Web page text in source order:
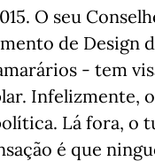
O seu
de Design
- tem
Infelizmente,
Lá fora, o
é que